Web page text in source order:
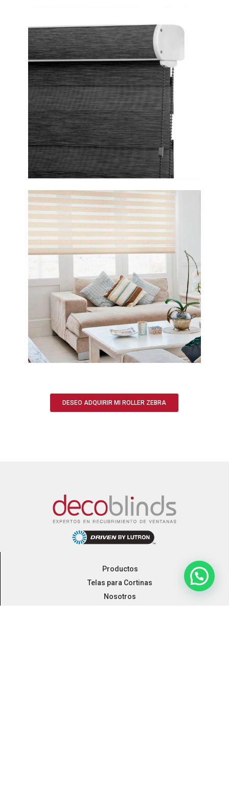
DESEO ADQUIRIR MI ROLLER ZEBRA
Productos
Telas para Cortinas
Nosotros